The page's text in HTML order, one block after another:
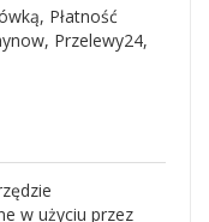
Płatność
Przelewy24,
w użyciu przez